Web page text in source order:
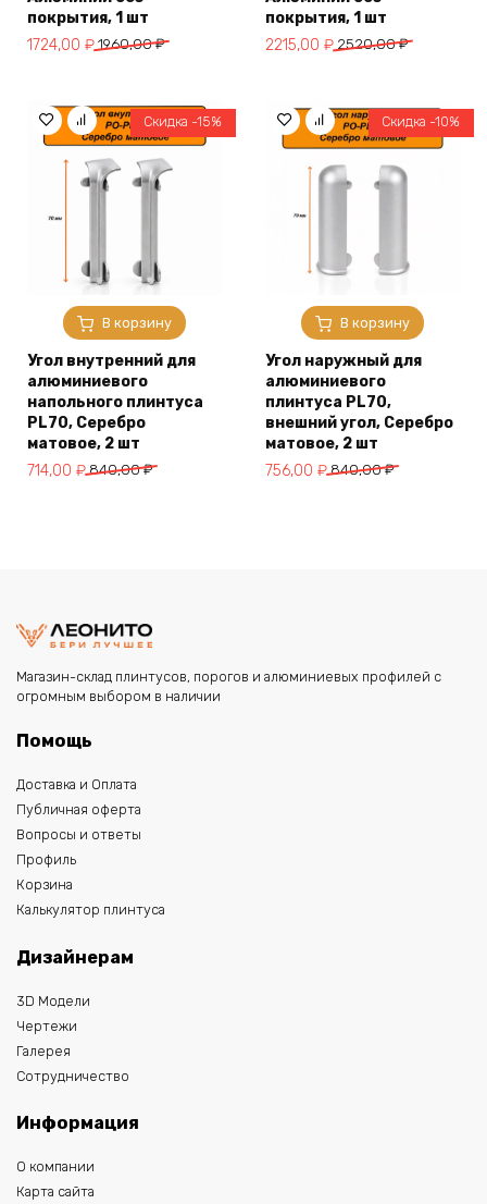
покрытия, 1 шт
1960,00₽
Первоначальная
1960,00 ₽.
1724,00 ₽
Текущая
покрытия, 1 шт
2520,00₽
Первоначальная
2520,00 ₽.
2215,00 ₽
Текущая
В корзину
Скидка -15%
Угол внутренний для
алюминиевого
напольного плинтуса
PL70, Серебро
матовое, 2 шт
840,00₽
Первоначальная
714,00 ₽
Текущая
В корзину
Скидка -10%
Угол наружный для
алюминиевого
плинтуса PL70,
внешний угол, Серебро
матовое, 2 шт
840,00₽
Первоначальная
756,00 ₽
Текущая
Магазин-склад плинтусов, порогов и алюминиевых профилей с
огромным выбором в наличии
Помощь
Доставка и Оплата
Публичная оферта
Вопросы и ответы
Профиль
Корзина
Калькулятор плинтуса
Дизайнерам
3D Модели
Чертежи
Галерея
Сотрудничество
Информация
О компании
Карта сайта